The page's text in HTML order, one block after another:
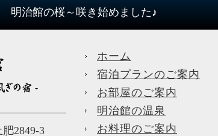
明治館の桜～咲き始めました♪
2849-3
ホーム
宿泊プランのご案内
お部屋のご案内
明治館の温泉
お料理のご案内